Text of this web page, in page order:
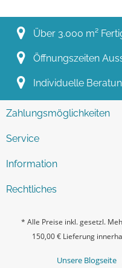
Über 3.000 m²
Öffnungszeiten
Individuelle
Zahlungsmöglichkeiten
Service
Information
Rechtliches
* Alle Preise inkl. gesetzl.
150,00 € Lieferung
Unsere Blogseite